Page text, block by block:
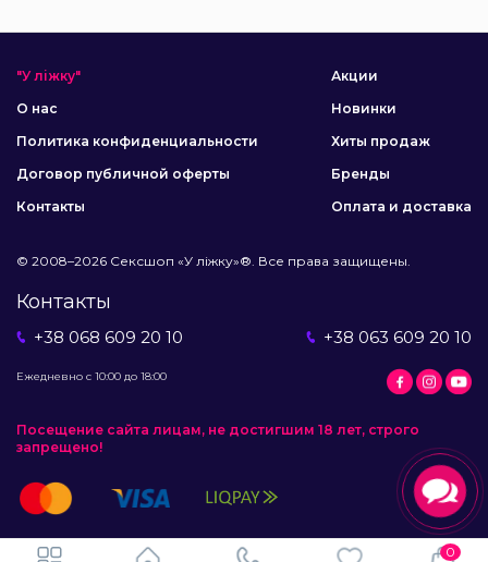
"У ліжку"
О нас
Политика конфиденциальности
Договор публичной оферты
Контакты
Акции
Новинки
Хиты продаж
Бренды
Оплата и доставка
© 2008–2026 Сексшоп «У ліжку»®. Все права защищены.
Контакты
+38 068 609 20 10 +38 063 609 20 10
Ежедневно с 10:00 до 18:00
Посещение сайта лицам, не достигшим 18 лет, строго
запрещено!
0